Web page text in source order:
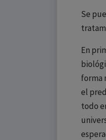
Se
En
forma
el
todo